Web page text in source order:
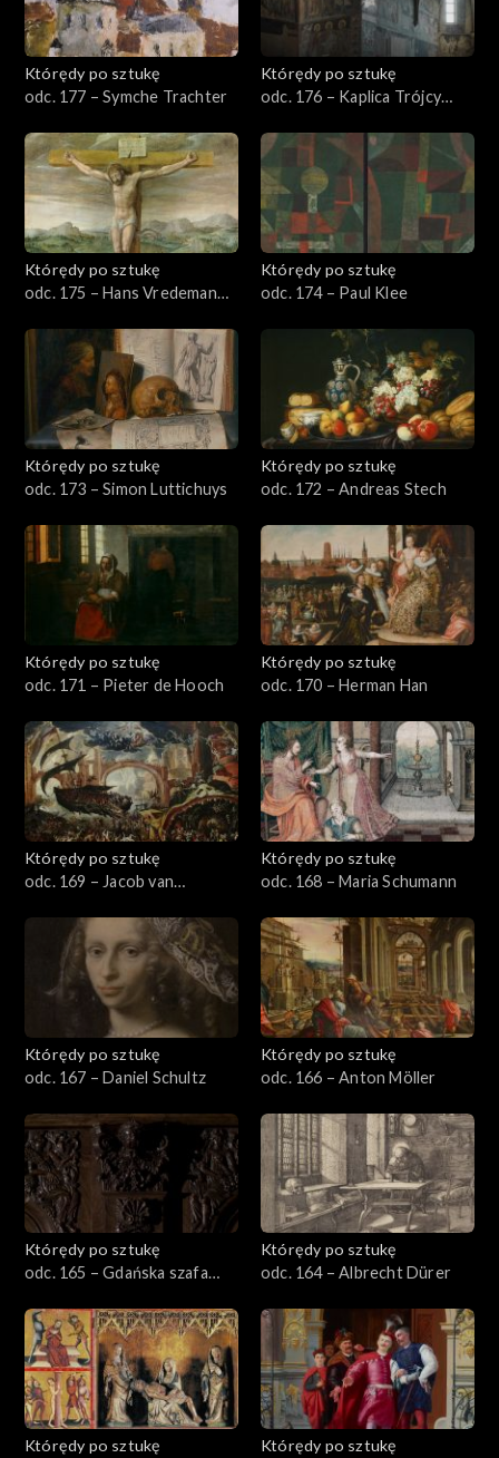
Którędy po sztukę
odc. 177 – Symche Trachter
Którędy po sztukę
odc. 176 – Kaplica Trójcy
Którędy po sztukę
odc. 175 – Hans Vredeman
Którędy po sztukę
odc. 174 – Paul Klee
Którędy po sztukę
odc. 173 – Simon Luttichuys
Którędy po sztukę
odc. 172 – Andreas Stech
Którędy po sztukę
odc. 171 – Pieter de Hooch
Którędy po sztukę
odc. 170 – Herman Han
Którędy po sztukę
odc. 169 – Jacob van
Którędy po sztukę
odc. 168 – Maria Schumann
Którędy po sztukę
odc. 167 – Daniel Schultz
Którędy po sztukę
odc. 166 – Anton Möller
Którędy po sztukę
odc. 165 – Gdańska szafa
Którędy po sztukę
odc. 164 – Albrecht Dürer
Którędy po sztukę
Którędy po sztukę